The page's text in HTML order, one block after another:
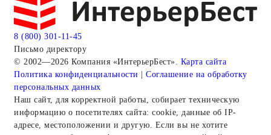
8 (800) 301-11-45
Письмо директору
© 2002—2026 Компания «ИнтерьерБест». Карта сайта
Политика конфиденциальности
Соглашение на обработку
персональных данных
Наш сайт, для корректной работы, собирает техническую
информацию о посетителях сайта: cookie, данные об IP-
адресе, местоположении и другую. Если вы не хотите